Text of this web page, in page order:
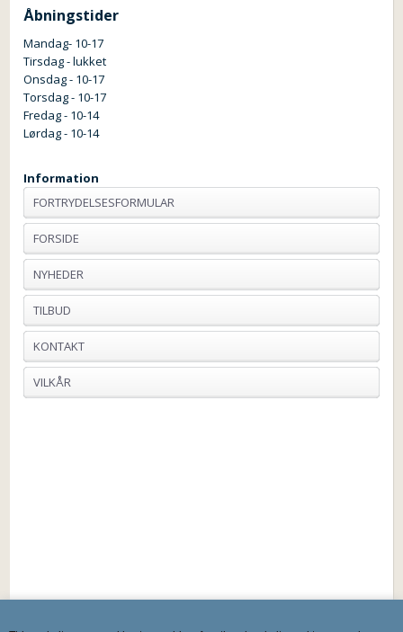
Åbningstider
Mandag- 10-17
Tirsdag - lukket
Onsdag - 10-17
Torsdag - 10-17
Fredag - 10-14
Lørdag - 10-14
Information
FORTRYDELSESFORMULAR
FORSIDE
NYHEDER
TILBUD
KONTAKT
VILKÅR